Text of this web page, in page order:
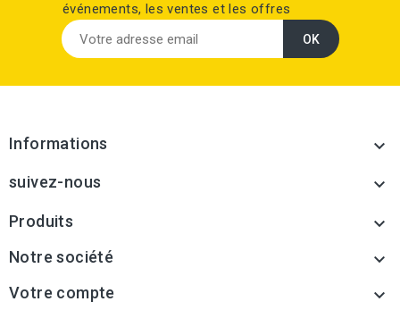
événements, les ventes et les offres
Informations 
suivez-nous 
Produits 
Notre société 
Votre compte 